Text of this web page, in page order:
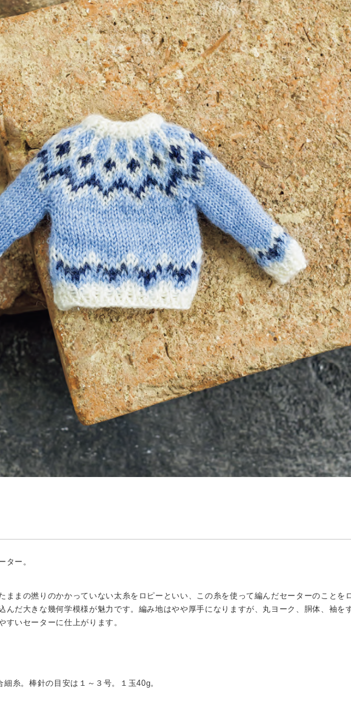
ター。
ままの撚りのかかっていない太糸をロピーといい、この糸を使って編んだセーターのことを
んだ大きな幾何学模様が魅力です。編み地はやや厚手になりますが、丸ヨーク、胴体、袖を
いセーターに仕上がります。
糸。棒針の目安は１～３号。１玉40g。